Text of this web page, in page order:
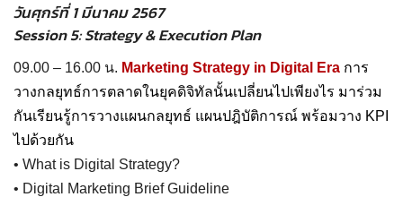
วันศุกร์ที่ 1 มีนาคม 2567
Session 5: Strategy & Execution Plan
09.00 – 16.00 น. Marketing Strategy in Digital Era การ
วางกลยุทธ์การตลาดในยุคดิจิทัลนั้นเปลี่ยนไปเพียงไร มาร่วม
กันเรียนรู้การวางแผนกลยุทธ์ แผนปฎิบัติการณ์ พร้อมวาง KPI
ไปด้วยกัน
• What is Digital Strategy?
• Digital Marketing Brief Guideline